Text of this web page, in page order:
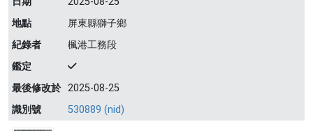
地點
屏東縣獅子鄉
紀錄者
楓港工務段
鑑定
最後修改於 2025-08-25
識別號
530889 (nid)